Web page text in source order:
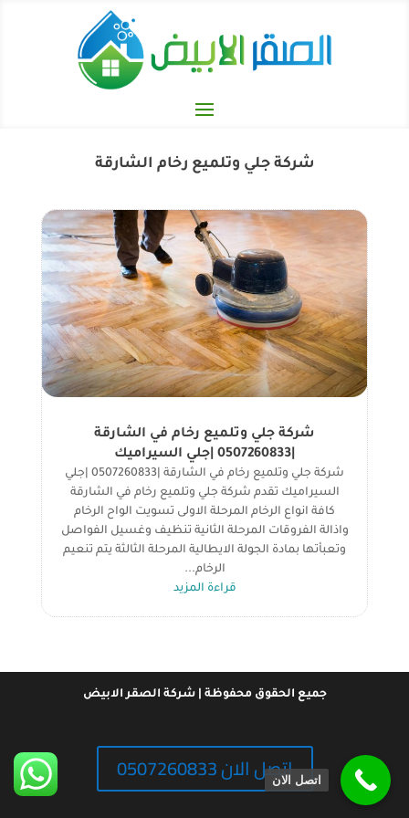
شركة جلي وتلميع رخام الشارقة
شركة جلي وتلميع رخام في الشارقة
|0507260833 |جلي السيراميك
شركة جلي وتلميع رخام في الشارقة |0507260833 |جلي
السيراميك تقدم شركة جلي وتلميع رخام في الشارقة
كافة انواع الرخام المرحلة الاولى تسويت الواح الرخام
واذالة الفروقات المرحلة الثانية تنظيف وغسيل الفواصل
وتعبأتها بمادة الجولة الايطالية المرحلة الثالثة يتم تنعيم
الرخام...
قراءة المزيد
جميع الحقوق محفوظة | شركة الصقر الابيض
اتصل الان 0507260833اتصل الان